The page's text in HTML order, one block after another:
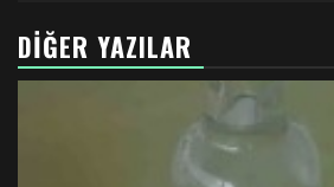
DIĞER YAZILAR